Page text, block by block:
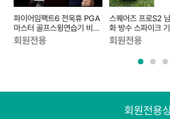
회원전용
파이어임팩트6 전욱휴 PGA
마스터 골프스윙연습기 비거
리 증가 LED스피드측정...
회원전용
스퀘어즈 프로S2
화 방수 스파이크
래그쉽 SQ-2402
회원전용